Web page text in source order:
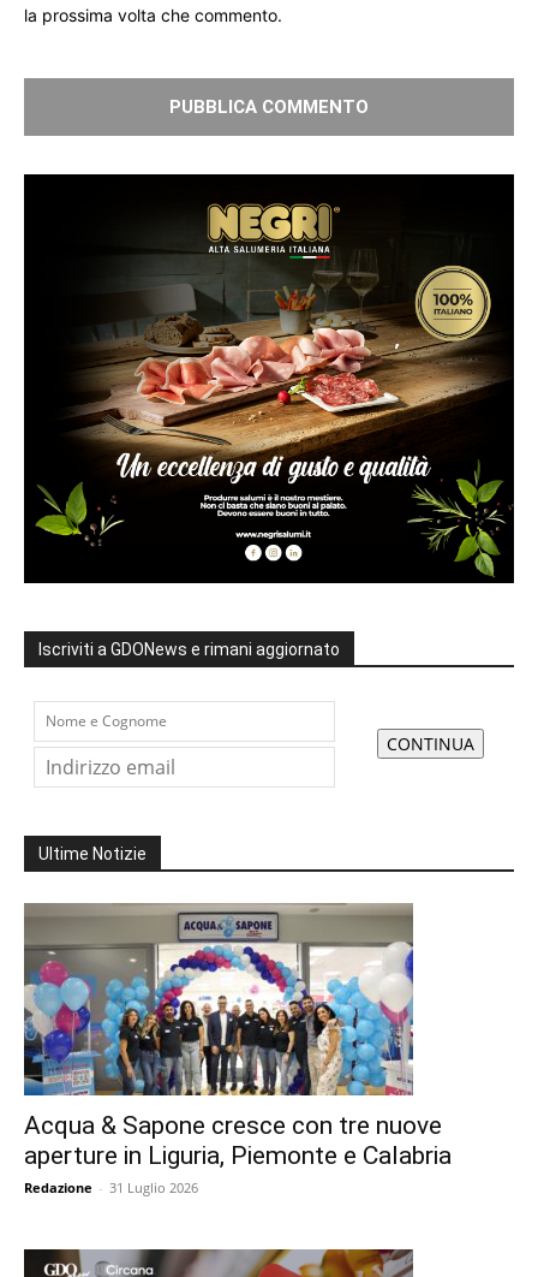
la prossima volta che commento.
Iscriviti a GDONews e rimani aggiornato
Ultime Notizie
Acqua & Sapone cresce con tre nuove
aperture in Liguria, Piemonte e Calabria
Redazione - 31 Luglio 2026